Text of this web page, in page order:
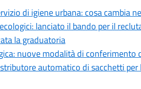
di igiene urbana: cosa cambia
lanciato il bando per il
la graduatoria
nuove modalità di conferimento
automatico di sacchetti